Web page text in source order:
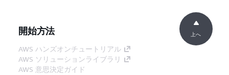
開始方法
AWS ハンズオンチュートリアル
AWS ソリューションライブラリ
AWS 意思決定ガイド
上へ